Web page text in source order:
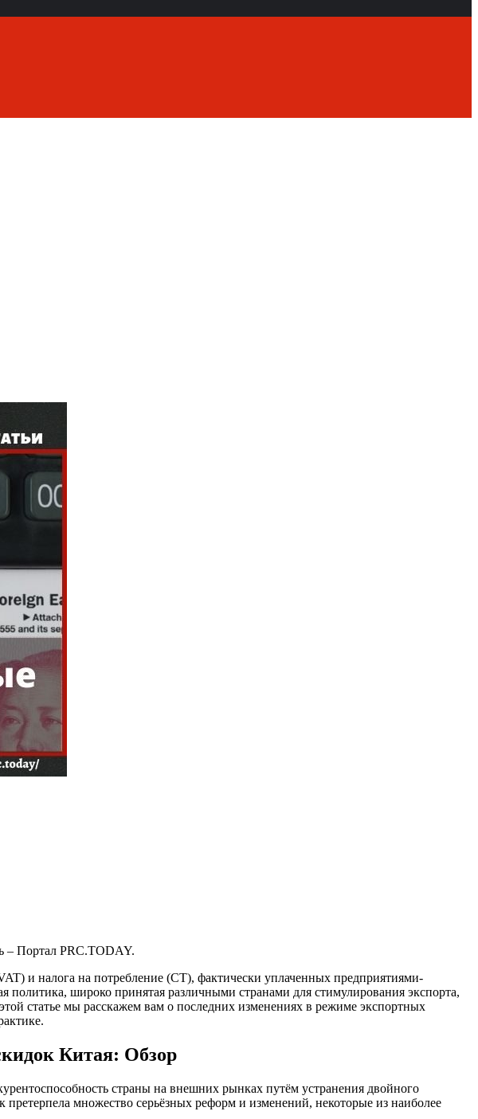
– Портал PRC.TODAY.
и налога на потребление (CT), фактически уплаченных предприятиями-
политика, широко принятая различными странами для стимулирования экспорта,
статье мы расскажем вам о последних изменениях в режиме экспортных
Китая: Обзор
страны на внешних рынках путём устранения двойного
множество серьёзных реформ и изменений, некоторые из наиболее